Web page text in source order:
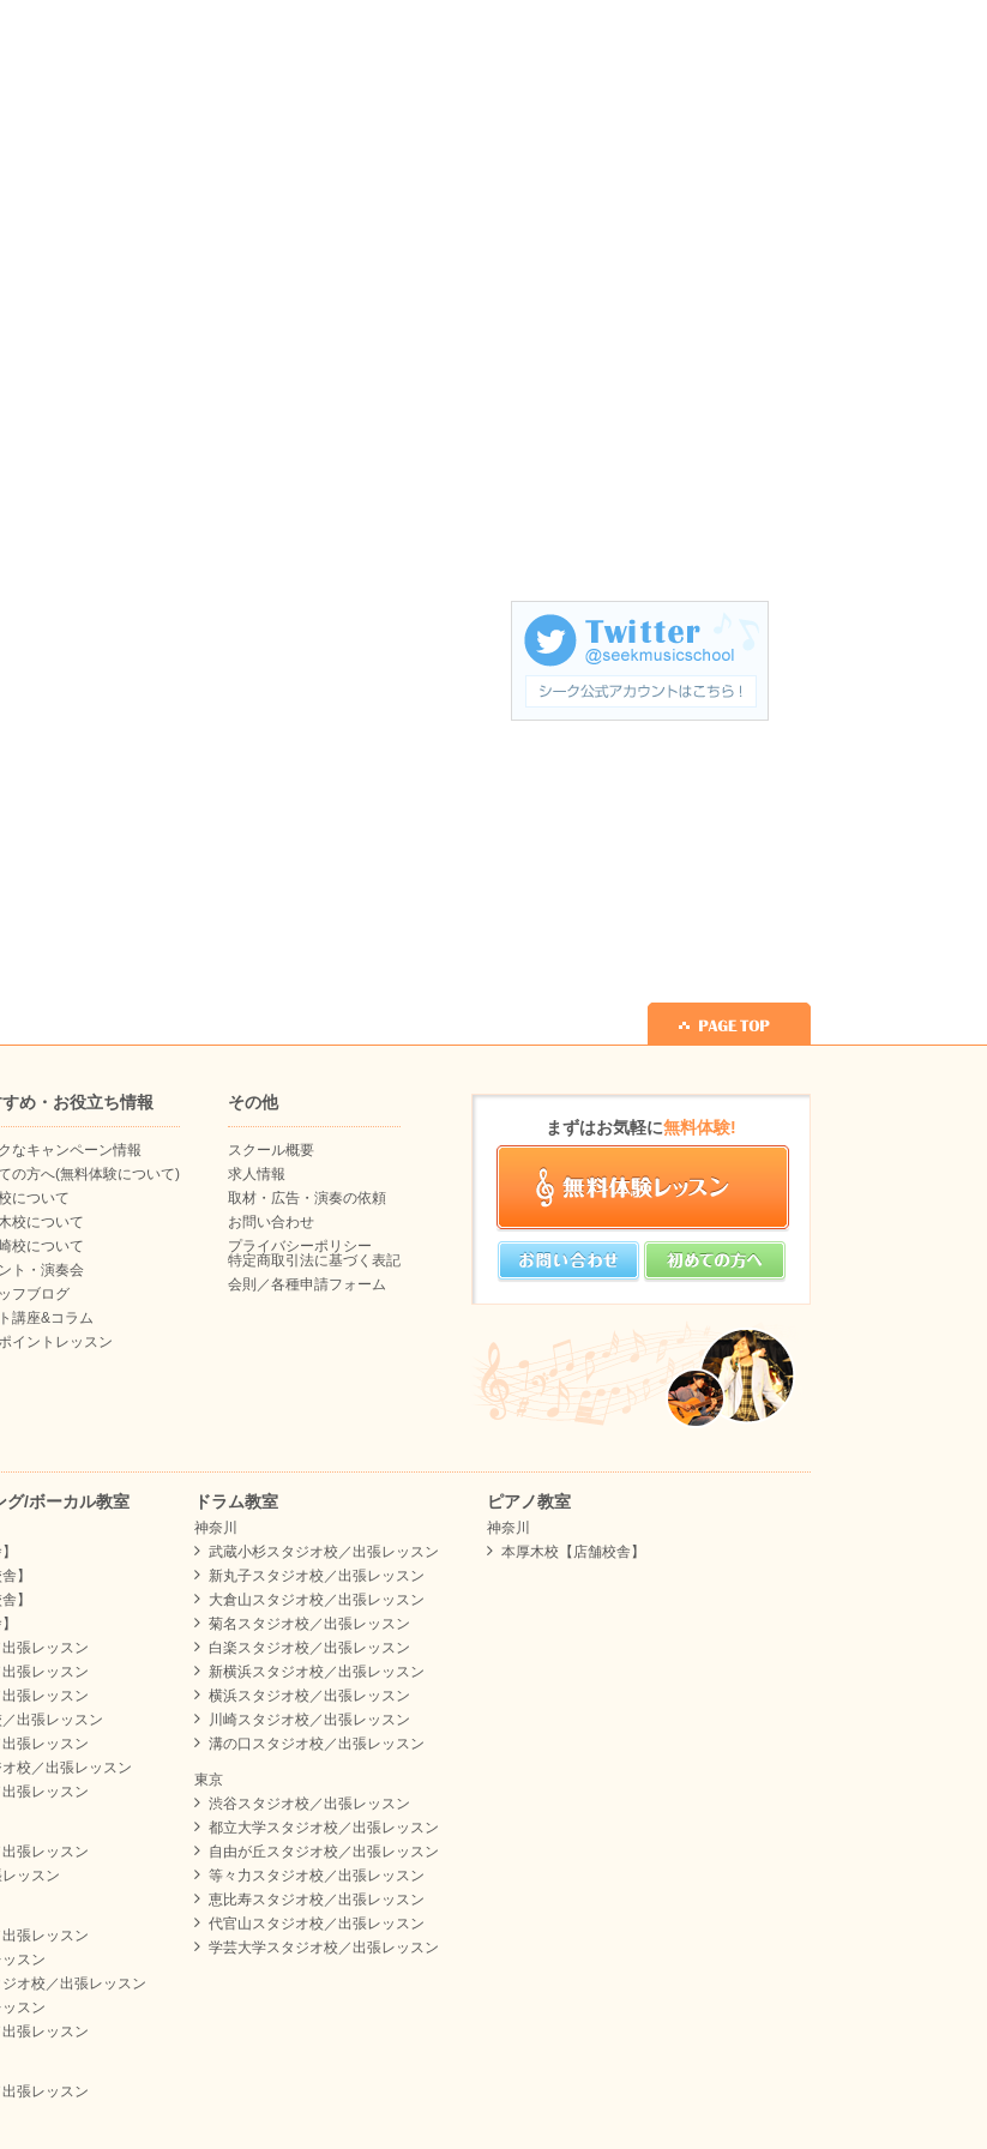
め・お役立ち情報
なキャンペーン情報
の方へ(無料体験について)
について
校について
校について
ト・演奏会
フブログ
講座&コラム
イントレッスン
その他
スクール概要
求人情報
取材・広告・演奏の依頼
お問い合わせ
プライバシーポリシー
特定商取引法に基づく表記
会則／各種申請フォーム
まずはお気軽に無料体験!
グ/ボーカル教室
】
】
張レッスン
張レッスン
張レッスン
出張レッスン
張レッスン
校／出張レッスン
張レッスン
張レッスン
ッスン
張レッスン
スン
オ校／出張レッスン
スン
張レッスン
張レッスン
ドラム教室
神奈川
武蔵小杉スタジオ校／出張レッスン
新丸子スタジオ校／出張レッスン
大倉山スタジオ校／出張レッスン
菊名スタジオ校／出張レッスン
白楽スタジオ校／出張レッスン
新横浜スタジオ校／出張レッスン
横浜スタジオ校／出張レッスン
川崎スタジオ校／出張レッスン
溝の口スタジオ校／出張レッスン
東京
渋谷スタジオ校／出張レッスン
都立大学スタジオ校／出張レッスン
自由が丘スタジオ校／出張レッスン
等々力スタジオ校／出張レッスン
恵比寿スタジオ校／出張レッスン
代官山スタジオ校／出張レッスン
学芸大学スタジオ校／出張レッスン
ピアノ教室
神奈川
本厚木校【店舗校舎】